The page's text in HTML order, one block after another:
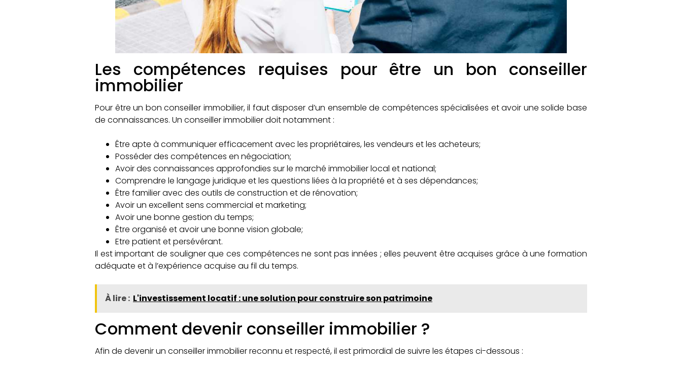
Les compétences requises pour être un bon conseiller
immobilier
Pour être un bon conseiller immobilier, il faut disposer d’un ensemble de compétences spécialisées et avoir une solide base
de connaissances. Un conseiller immobilier doit notamment :
Être apte à communiquer efficacement avec les propriétaires, les vendeurs et les acheteurs;
Posséder des compétences en négociation;
Avoir des connaissances approfondies sur le marché immobilier local et national;
Comprendre le langage juridique et les questions liées à la propriété et à ses dépendances;
Être familier avec des outils de construction et de rénovation;
Avoir un excellent sens commercial et marketing;
Avoir une bonne gestion du temps;
Être organisé et avoir une bonne vision globale;
Etre patient et persévérant.
Il est important de souligner que ces compétences ne sont pas innées ; elles peuvent être acquises grâce à une formation
adéquate et à l’expérience acquise au fil du temps.
À lire : L'investissement locatif : une solution pour construire son patrimoine
Comment devenir conseiller immobilier ?
Afin de devenir un conseiller immobilier reconnu et respecté, il est primordial de suivre les étapes ci-dessous :